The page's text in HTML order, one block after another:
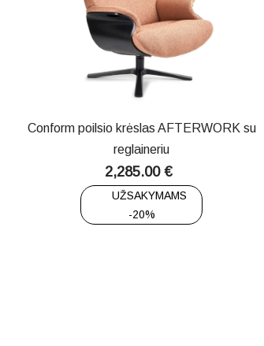
Conform poilsio krėslas AFTERWORK su
reglaineriu
2,285.00 €
UŽSAKYMAMS
-20%